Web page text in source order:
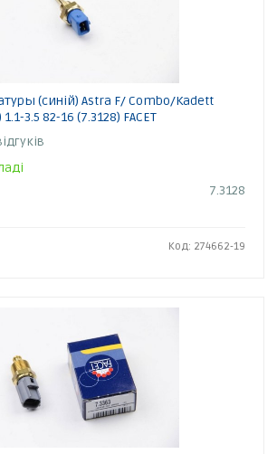
(синій) Astra F/ Combo/Kadett
3.5 82-16 (7.3128) FACET
7.3128
Код: 274662-19